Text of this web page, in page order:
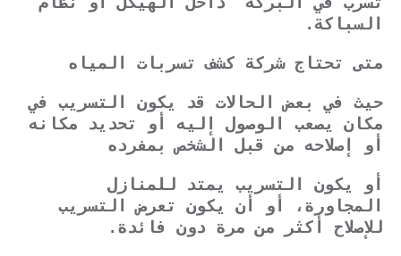
السباكة.
متى تحتاج شركة كشف تسربات المياه
حيث في بعض الحالات قد يكون التسريب في
مكان يصعب الوصول إليه أو تحديد مكانه
أو إصلاحه من قبل الشخص بمفرده
أو يكون التسريب يمتد للمنازل
المجاورة، أو أن يكون تعرض التسريب
للإصلاح أكثر من مرة دون فائدة.